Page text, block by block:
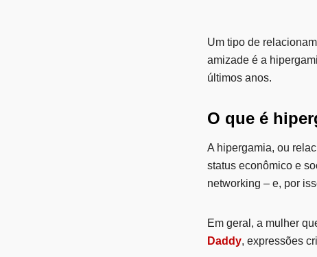
Um tipo de
amizade é a
últimos anos.
O que é
A hipergamia, ou
status econômico e
networking – e, por
Em geral, a mulher
Daddy, expressões